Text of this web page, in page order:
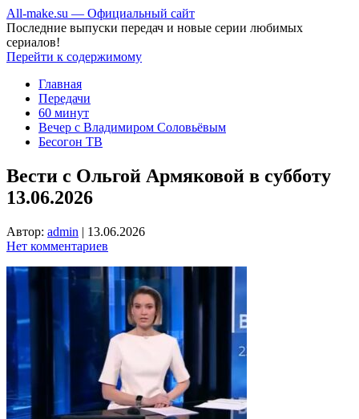
All-make.su — Официальный сайт
Последние выпуски передач и новые серии любимых
сериалов!
Перейти к содержимому
Главная
Передачи
60 минут
Вечер с Владимиром Соловьёвым
Бесогон ТВ
Вести с Ольгой Армяковой в субботу
13.06.2026
Автор: admin | 13.06.2026
Нет комментариев